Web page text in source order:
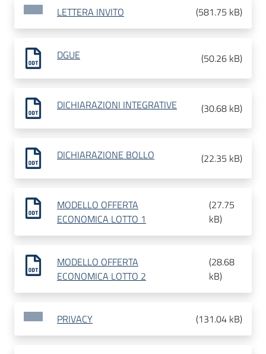
LETTERA INVITO (581.75 kB)
DGUE (50.26 kB)
DICHIARAZIONI INTEGRATIVE (30.68 kB)
DICHIARAZIONE BOLLO (22.35 kB)
MODELLO OFFERTA
ECONOMICA LOTTO 1
(27.75
kB)
MODELLO OFFERTA
ECONOMICA LOTTO 2
(28.68
kB)
PRIVACY (131.04 kB)